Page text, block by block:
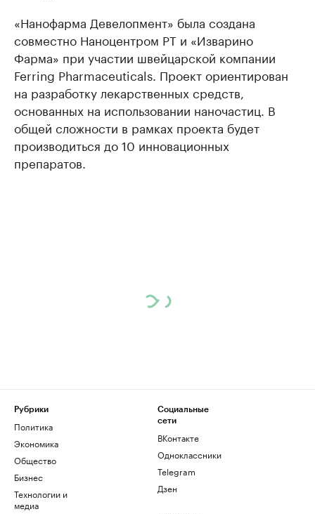
«Нанофарма Девелопмент» была создана
совместно Наноцентром РТ и «Изварино
Фарма» при участии швейцарской компании
Ferring Pharmaceuticals. Проект ориентирован
на разработку лекарственных средств,
основанных на использовании наночастиц. В
общей сложности в рамках проекта будет
производиться до 10 инновационных
препаратов.
Рубрики
Политика
Экономика
Общество
Бизнес
Технологии и
медиа
Социальные
сети
ВКонтакте
Одноклассники
Telegram
Дзен